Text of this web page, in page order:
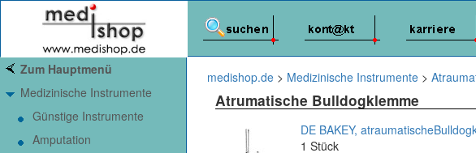
medishop.de > Medizinische Instrumente >
Atrumatische Bulldogklemme
DE BAKEY,
1 Stück
Zum Hauptmenü
Medizinische Instrumente
Günstige Instrumente
Amputation